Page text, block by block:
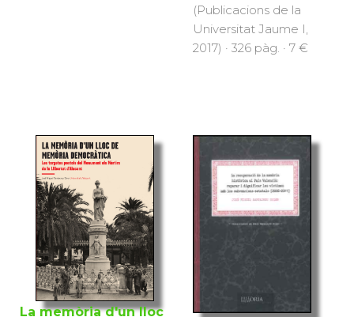
(Publicacions de la
Universitat Jaume I,
2017) · 326 pàg. · 7 €
La memòria d'un lloc